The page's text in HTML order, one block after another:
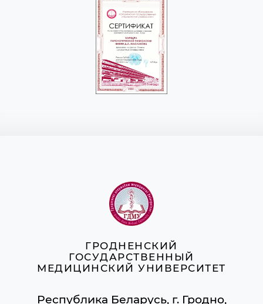
ГРОДНЕНСКИЙ
ГОСУДАРСТВЕННЫЙ
МЕДИЦИНСКИЙ УНИВЕРСИТЕТ
Республика Беларусь, г. Гродно,